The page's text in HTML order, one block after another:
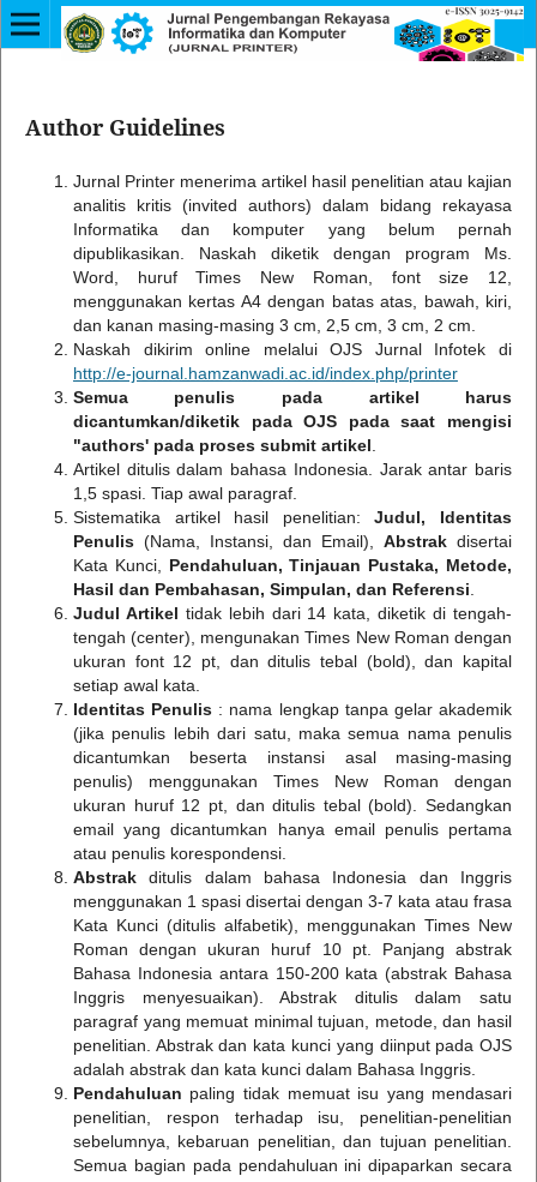
Author Guidelines
Jurnal Printer menerima artikel hasil penelitian atau kajian
analitis kritis (invited authors) dalam bidang rekayasa
Informatika dan komputer yang belum pernah
dipublikasikan. Naskah diketik dengan program Ms.
Word, huruf Times New Roman, font size 12,
menggunakan kertas A4 dengan batas atas, bawah, kiri,
dan kanan masing-masing 3 cm, 2,5 cm, 3 cm, 2 cm.
Naskah dikirim online melalui OJS Jurnal Infotek di
http://e-journal.hamzanwadi.ac.id/index.php/printer
Semua penulis pada artikel harus
dicantumkan/diketik pada OJS pada saat mengisi
"authors' pada proses submit artikel
Artikel ditulis dalam bahasa Indonesia. Jarak antar baris
1,5 spasi. Tiap awal paragraf.
Sistematika artikel hasil penelitian:Judul, Identitas
Penulis(Nama, Instansi, dan Email),Abstrakdisertai
Kata Kunci, Pendahuluan, Tinjauan Pustaka, Metode,
Hasil dan Pembahasan, Simpulan, dan Referensi
Judul Artikel tidak lebih dari 14 kata, diketik di tengah-
tengah (center), mengunakan Times New Roman dengan
ukuran font 12 pt, dan ditulis tebal (bold), dan kapital
setiap awal kata.
Identitas Penulis : nama lengkap tanpa gelar akademik
(jika penulis lebih dari satu, maka semua nama penulis
dicantumkan beserta instansi asal masing-masing
penulis) menggunakan Times New Roman dengan
ukuran huruf 12 pt, dan ditulis tebal (bold). Sedangkan
email yang dicantumkan hanya email penulis pertama
atau penulis korespondensi.
Abstrakditulis dalam bahasa Indonesia dan Inggris
menggunakan 1 spasi disertai dengan 3-7 kata atau frasa
Kata Kunci (ditulis alfabetik), menggunakan Times New
Roman dengan ukuran huruf 10 pt. Panjang abstrak
Bahasa Indonesia antara 150-200 kata (abstrak Bahasa
Inggris menyesuaikan). Abstrak ditulis dalam satu
paragraf yang memuat minimal tujuan, metode, dan hasil
penelitian. Abstrak dan kata kunci yang diinput pada OJS
adalah abstrak dan kata kunci dalam Bahasa Inggris.
Pendahuluan paling tidak memuat isu yang mendasari
penelitian, respon terhadap isu, penelitian-penelitian
sebelumnya, kebaruan penelitian, dan tujuan penelitian.
Semua bagian pada pendahuluan ini dipaparkan secara